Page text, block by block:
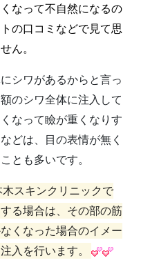
なって不自然になるの
の口コミなどで見て思
ん。
シワがあるからと言っ
のシワ全体に注入して
なって瞼が重くなりす
どは、目の表情が無く
とも多いです。
木スキンクリニックで
る場合は、その部の筋
くなった場合のイメー
入を行います。